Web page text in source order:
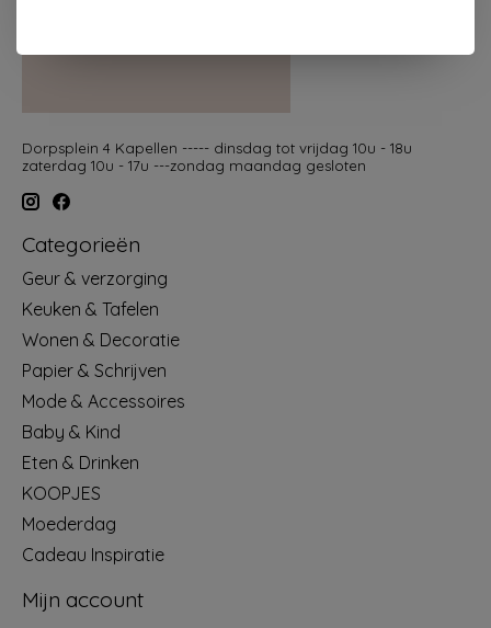
Dorpsplein 4 Kapellen ----- dinsdag tot vrijdag 10u - 18u
zaterdag 10u - 17u ---zondag maandag gesloten
Categorieën
Geur & verzorging
Keuken & Tafelen
Wonen & Decoratie
Papier & Schrijven
Mode & Accessoires
Baby & Kind
Eten & Drinken
KOOPJES
Moederdag
Cadeau Inspiratie
Mijn account